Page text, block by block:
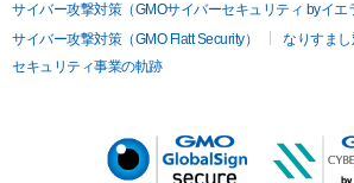
サイバー攻撃対策（GMOサイバーセキュリティ byイエ
サイバー攻撃対策（GMO Flatt Security）
なりすまし
セキュリティ事業の軌跡